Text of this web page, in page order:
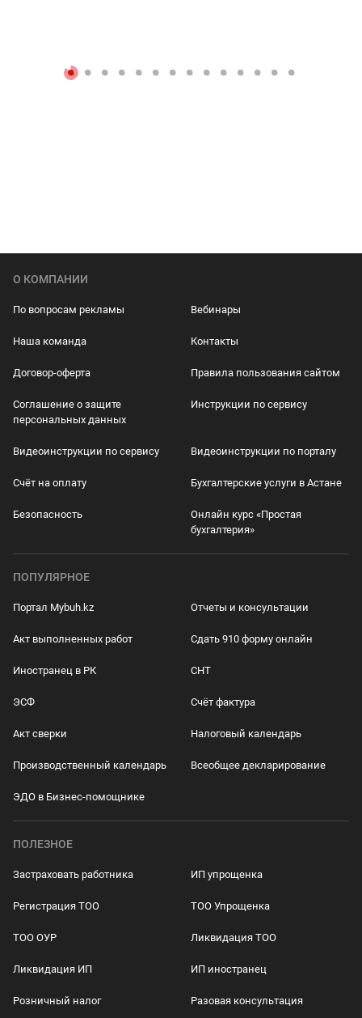
О КОМПАНИИ
По вопросам рекламы Вебинары
Наша команда Контакты
Договор-оферта Правила пользования сайтом
Соглашение о защите
персональных данных
Инструкции по сервису
Видеоинструкции по сервису Видеоинструкции по порталу
Счёт на оплату Бухгалтерские услуги в Астане
Безопасность
Онлайн курс «Простая
бухгалтерия»
ПОПУЛЯРНОЕ
Портал Mybuh.kz Отчеты и консультации
Акт выполненных работ Сдать 910 форму онлайн
Иностранец в РК СНТ
ЭСФ Счёт фактура
Акт сверки Налоговый календарь
Производственный календарь Всеобщее декларирование
ЭДО в Бизнес-помощнике
ПОЛЕЗНОЕ
Застраховать работника ИП упрощенка
Регистрация ТОО ТОО Упрощенка
ТОО ОУР Ликвидация ТОО
Ликвидация ИП ИП иностранец
Розничный налог Разовая консультация